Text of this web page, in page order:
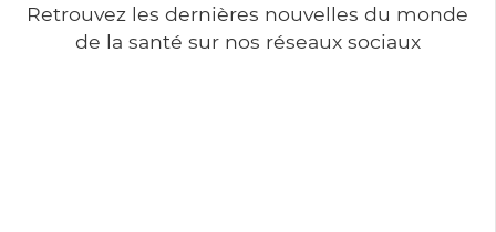
Retrouvez les dernières nouvelles du monde
de la santé sur nos réseaux sociaux